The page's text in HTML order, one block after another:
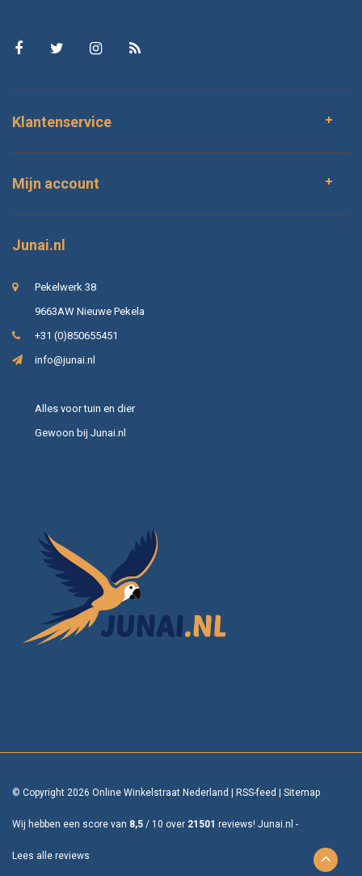
Klantenservice
Mijn account
Junai.nl
Pekelwerk 38
9663AW Nieuwe Pekela
+31 (0)850655451
info@junai.nl
Alles voor tuin en dier
Gewoon bij Junai.nl
© Copyright 2026 Online Winkelstraat Nederland RSS-feed Sitemap
Wij hebben een score van 8,5 / 10 over 21501 reviews! Junai.nl -
Lees alle reviews